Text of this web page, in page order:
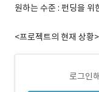
원하는 수준 : 펀딩을 위
<프로젝트의 현재 상황>
로그인